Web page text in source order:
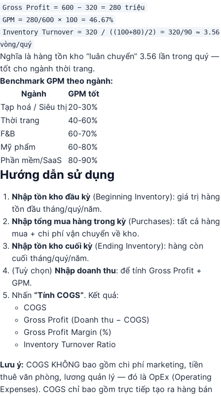
Gross Profit = 600 − 320 = 280 triệu
GPM = 280/600 × 100 = 46.67%
Inventory Turnover = 320 / ((100+80)/2) = 320/90 ≈ 3.56
vòng/quý
Nghĩa là hàng tồn kho “luân chuyển” 3.56 lần trong quý —
tốt cho ngành thời trang.
Benchmark GPM theo ngành:
Ngành
GPM tốt
Tạp hoá / Siêu thị 20-30%
Thời trang
40-60%
F&B
60-70%
Mỹ phẩm
60-80%
Phần mềm/SaaS
80-90%
Hướng dẫn sử dụng
Nhập tồn kho đầu kỳ (Beginning Inventory): giá trị hàng
tồn đầu tháng/quý/năm.
Nhập tổng mua hàng trong kỳ (Purchases): tất cả hàng
mua + chi phí vận chuyển về kho.
Nhập tồn kho cuối kỳ (Ending Inventory): hàng còn
cuối tháng/quý/năm.
(Tuỳ chọn) Nhập doanh thu: để tính Gross Profit +
GPM.
Nhấn “Tính COGS”. Kết quả:
COGS
Gross Profit (Doanh thu − COGS)
Gross Profit Margin (%)
Inventory Turnover Ratio
Lưu ý: COGS KHÔNG bao gồm chi phí marketing, tiền
thuê văn phòng, lương quản lý — đó là OpEx (Operating
Expenses). COGS chỉ bao gồm trực tiếp tạo ra hàng bán